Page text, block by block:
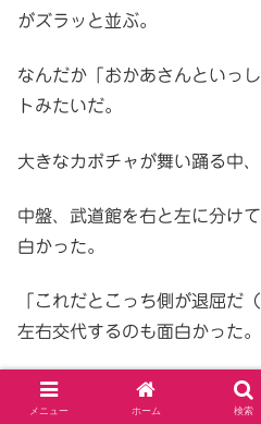
がズラッと並ぶ。
なんだか「おかあさんといっ
トみたいだ。
大きなカボチャが舞い踊る中
中盤、武道館を右と左に分け
白かった。
「これだとこっち側が退屈だ
左右交代するのも面白かった。
笑い飯の漫才みたい。
メニュー ホーム 検索